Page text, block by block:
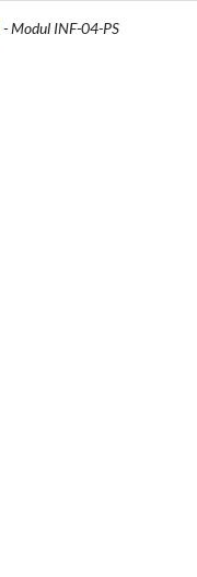
- Modul INF-04-PS